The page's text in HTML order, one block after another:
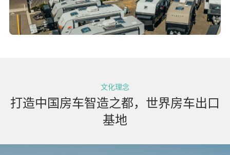
力的房车制造商之一。
在房车制造业务基础上，公司持续完善产业生态布局，业务延
2025年1月，新吉奥房车成功于香港交易所上市（股票代码：
0805.HK ），成为“中国房车第一股”，标志着公司发展进入资
本赋能与全球拓展的新阶段。
市场积累的成熟运营经验，加速向欧美等主流房车市场拓展，
文化理念
打造中国房车智造之都，世界房车出口
基地